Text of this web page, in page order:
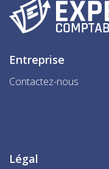
Entreprise
Contactez-nous
Légal